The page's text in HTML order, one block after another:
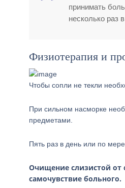
принимать
несколько раз
Физиотерапия и
Чтобы сопли не текли
При сильном насморке
предметами.
Пять раз в день или по
Очищение слизистой от
самочувствие больного.